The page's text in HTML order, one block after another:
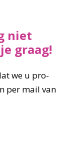
niet
graag!
we u pro-
per mail van